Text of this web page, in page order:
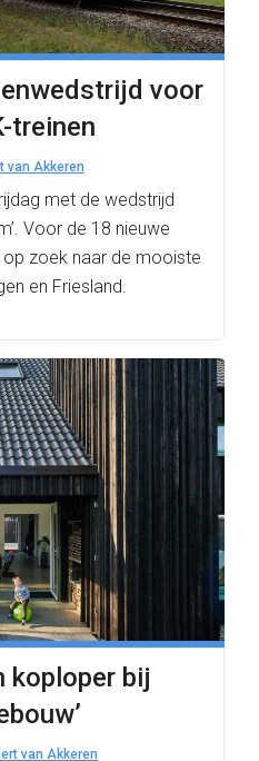
voor
treinen
van Akkeren
met de wedstrijd
Voor de 18 nieuwe
zoek naar de mooiste
en Friesland.
koploper bij
van Akkeren